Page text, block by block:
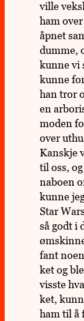
ville
ham
åpnet
dumme,
kunne vi
kunne
han tror
en
moden
over
Kan­skje
til oss,
naboen
kunne
Star
så godt i
fant
ket og
visste
ket,
ham til å